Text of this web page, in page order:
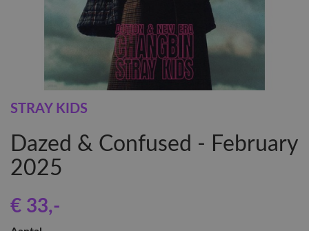
STRAY KIDS
Dazed & Confused - February
2025
€ 33,-